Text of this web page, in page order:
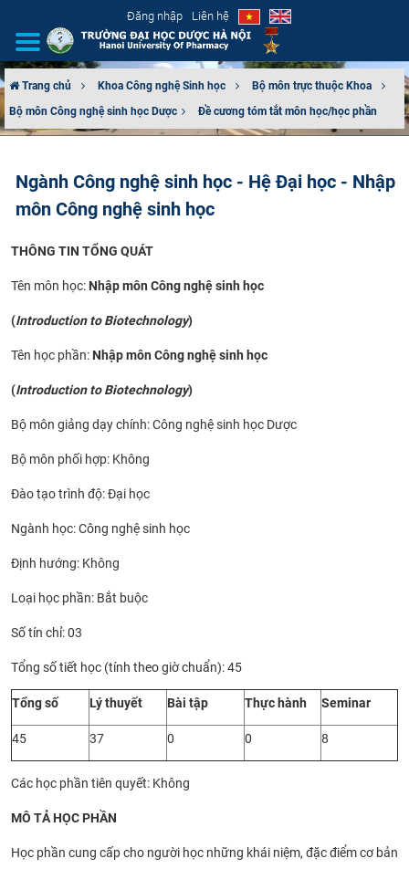
Đăng nhập Liên hệ
GIỚI THIỆU
TUYỂN SINH
ĐÀO TẠO
ĐẢM BẢO CHẤT LƯỢNG
KHOA HỌC CÔNG NGHỆ
HTQT
CỰU NGƯỜI HỌC
Trang chủ Khoa Công nghệ Sinh học
Bộ môn trực thuộc Khoa
Bộ môn Công nghệ sinh học Dược​
Đề cương tóm tắt môn học/học phần
Ngành Công nghệ sinh học - Hệ Đại học - Nhập
môn Công nghệ sinh học
THÔNG TIN TỔNG QUÁT
Tên môn học: Nhập môn Công nghệ sinh học
(Introduction to Biotechnology)
Tên học phần: Nhập môn Công nghệ sinh học
(Introduction to Biotechnology)
Bộ môn giảng dạy chính: Công nghệ sinh học Dược
Bộ môn phối hợp: Không
Đào tạo trình độ: Đại học
Ngành học: Công nghệ sinh học
Định hướng: Không
Loại học phần: Bắt buộc
Số tín chỉ: 03
Tổng số tiết học (tính theo giờ chuẩn): 45
Tổng số Lý thuyết Bài tập Thực hành Seminar
45 37 0 0 8
Các học phần tiên quyết: Không
MÔ TẢ HỌC PHẦN
Học phần cung cấp cho người học những khái niệm, đặc điểm cơ bản